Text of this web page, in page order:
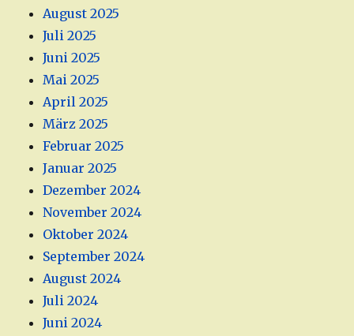
August 2025
Juli 2025
Juni 2025
Mai 2025
April 2025
März 2025
Februar 2025
Januar 2025
Dezember 2024
November 2024
Oktober 2024
September 2024
August 2024
Juli 2024
Juni 2024